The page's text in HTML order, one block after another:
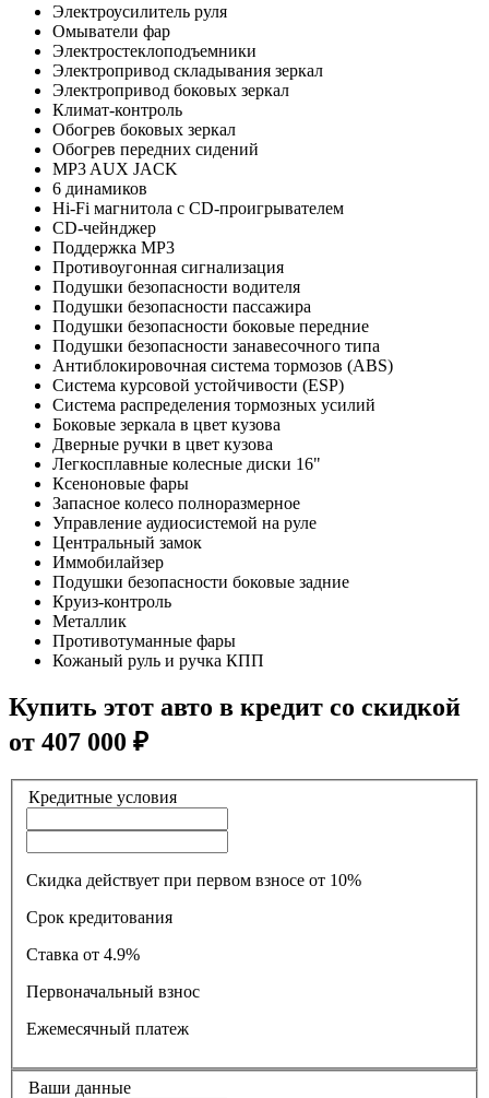
Электроусилитель руля
Омыватели фар
Электростеклоподъемники
Электропривод складывания зеркал
Электропривод боковых зеркал
Климат-контроль
Обогрев боковых зеркал
Обогрев передних сидений
MP3 AUX JACK
6 динамиков
Hi-Fi магнитола с CD-проигрывателем
CD-чейнджер
Поддержка MP3
Противоугонная сигнализация
Подушки безопасности водителя
Подушки безопасности пассажира
Подушки безопасности боковые передние
Подушки безопасности занавесочного типа
Антиблокировочная система тормозов (ABS)
Система курсовой устойчивости (ESP)
Система распределения тормозных усилий
Боковые зеркала в цвет кузова
Дверные ручки в цвет кузова
Легкосплавные колесные диски 16"
Ксеноновые фары
Запасное колесо полноразмерное
Управление аудиосистемой на руле
Центральный замок
Иммобилайзер
Подушки безопасности боковые задние
Круиз-контроль
Металлик
Противотуманные фары
Кожаный руль и ручка КПП
Купить этот авто в кредит со скидкой
от 407 000 ₽
Кредитные условия
Скидка действует при первом взносе от 10%
Срок кредитования
Ставка
от 4.9%
Первоначальный взнос
Ежемесячный платеж
Ваши данные